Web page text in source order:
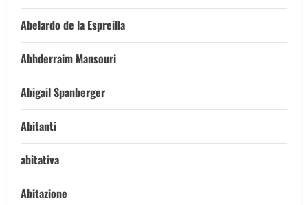
Abelardo de la Espreilla
Abhderraim Mansouri
Abigail Spanberger
Abitanti
abitativa
Abitazione